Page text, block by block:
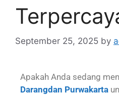
September 25, 2025 by
Apakah Anda sedang
Darangdan Purwakarta